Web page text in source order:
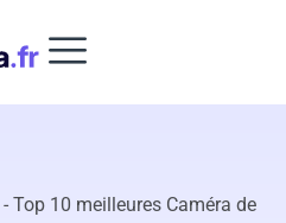
- Top 10 meilleures Caméra de